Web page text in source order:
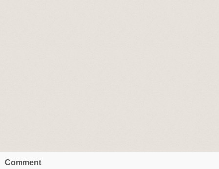
Comment